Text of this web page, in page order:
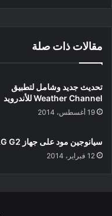
مقالات ذات صلة
تحديث جديد وشامل لتطبيق
Weather Channel للأندرويد
19 أغسطس، 2014
سيانوجين مود على جهاز LG G2
12 فبراير، 2014